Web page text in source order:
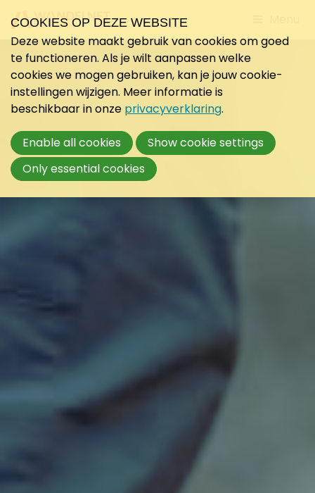
to
COOKIES OP DEZE WEBSITE
Deze website maakt gebruik van cookies om goed
te functioneren. Als je wilt aanpassen welke
cookies we mogen gebruiken, kan je jouw cookie-
instellingen wijzigen. Meer informatie is
beschikbaar in onze privacyverklaring.
Enable all cookies
Show cookie settings
Only essential cookies